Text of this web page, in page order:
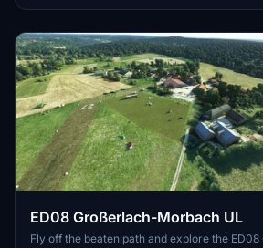
excitement and safety reminders for smooth
ED08 Großerlach-Morbach UL
Fly off the beaten path and explore the